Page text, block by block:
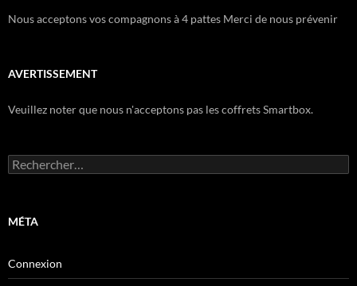
Nous acceptons vos compagnons à 4 pattes Merci de nous prévenir
AVERTISSEMENT
Veuillez noter que nous n'acceptons pas les coffrets Smartbox.
Rechercher :
MÉTA
Connexion